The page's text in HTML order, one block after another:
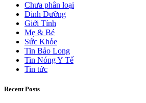
Chưa phân loại
Dinh Dưỡng
Giới Tính
Mẹ & Bé
Sức Khỏe
Tin Bảo Long
Tin Nóng Y Tế
Tin tức
Recent Posts